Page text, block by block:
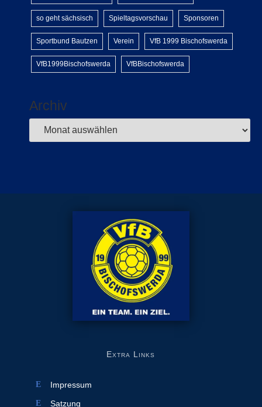
so geht sächsisch Spieltagsvorschau Sponsoren
Sportbund Bautzen Verein VfB 1999 Bischofswerda
VfB1999Bischofswerda VfBBischofswerda
Archiv
Extra Links
Impressum
Satzung